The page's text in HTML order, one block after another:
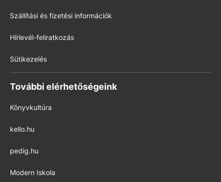
Szállítási és fizetési információk
Hírlevél-feliratkozás
Sütikezelés
További elérhetőségeink
Könyvkultúra
kello.hu
pedig.hu
Modern Iskola